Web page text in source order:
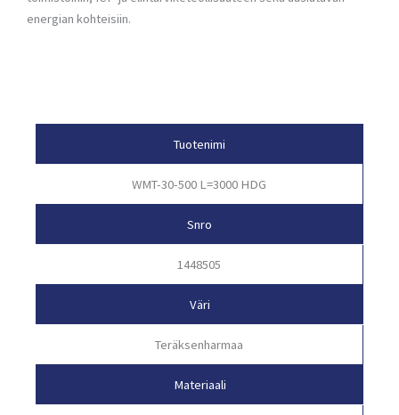
energian kohteisiin.
Tuotenimi
WMT-30-500 L=3000 HDG
Snro
1448505
Väri
Teräksenharmaa
Materiaali